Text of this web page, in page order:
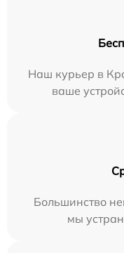
Наш курьер в
ваше
Большинство
мы